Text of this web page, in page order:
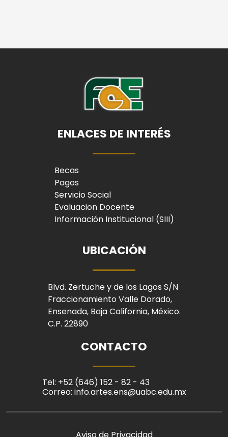
ENLACES DE INTERÉS
Becas
Pagos
Servicio Social
Evaluacion Docente
Información Institucional (SIII)
UBICACIÓN
Blvd. Zertuche y de los Lagos S/N
Fraccionamiento Valle Dorado,
Ensenada, Baja California, México.
C.P. 22890
CONTACTO
Tel: +52 (646) 152 - 82 - 43
Correo: info.artes.ens@uabc.edu.mx